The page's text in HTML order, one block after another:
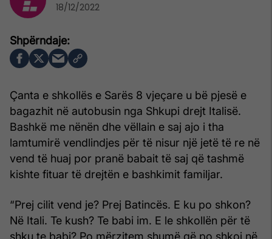
Çanta e shkollës e Sarës 8 vjeçare u bë pjesë e
bagazhit në autobusin nga Shkupi drejt Italisë.
Bashkë me nënën dhe vëllain e saj ajo i tha
lamtumirë vendlindjes për të nisur një jetë të re në
vend të huaj por pranë babait të saj që tashmë
kishte fituar të drejtën e bashkimit familjar.
“Prej cilit vend je? Prej Batincës. E ku po shkon?
Në Itali. Te kush? Te babi im. E le shkollën për të
shku te babi? Po mërzitem shumë që po shkoj në
18/12/2022